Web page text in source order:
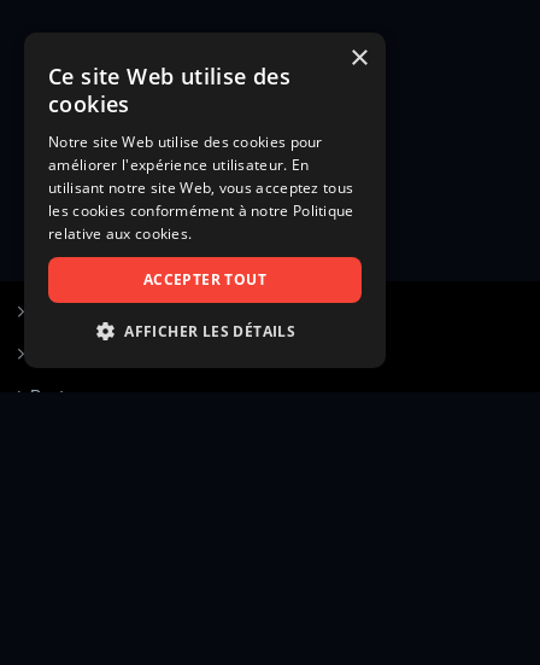
Poster une annonce
×
Ce site Web utilise des
cookies
Notre site Web utilise des cookies pour
améliorer l'expérience utilisateur. En
utilisant notre site Web, vous acceptez tous
les cookies conformément à notre Politique
relative aux cookies.
ACCEPTER TOUT
AFFICHER LES DÉTAILS